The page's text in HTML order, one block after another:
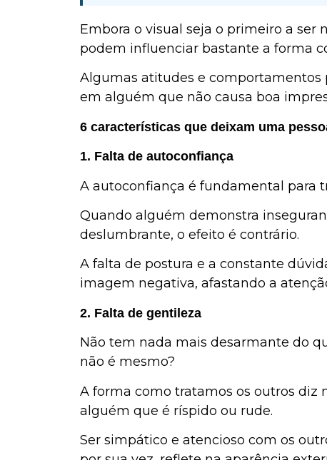
Embora o visual seja o primeiro a ser
podem influenciar bastante a forma
Algumas atitudes e comportamentos
em alguém que não causa boa
6 características que deixam uma
1. Falta de autoconfiança
A autoconfiança é fundamental para
Quando alguém demonstra
deslumbrante, o efeito é contrário.
A falta de postura e a constante
imagem negativa, afastando a
2. Falta de gentileza
Não tem nada mais desarmante do
não é mesmo?
A forma como tratamos os outros diz
alguém que é ríspido ou rude.
Ser simpático e atencioso com os